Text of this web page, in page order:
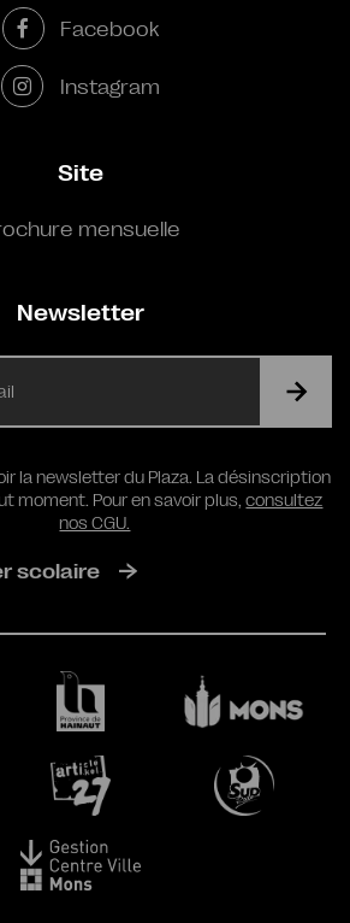
Facebook
Instagram
Site
mensuelle
Newsletter
RGPD
la newsletter du Plaza. La désinscription
moment. Pour en savoir plus,consultez
nos CGU.
scolaire